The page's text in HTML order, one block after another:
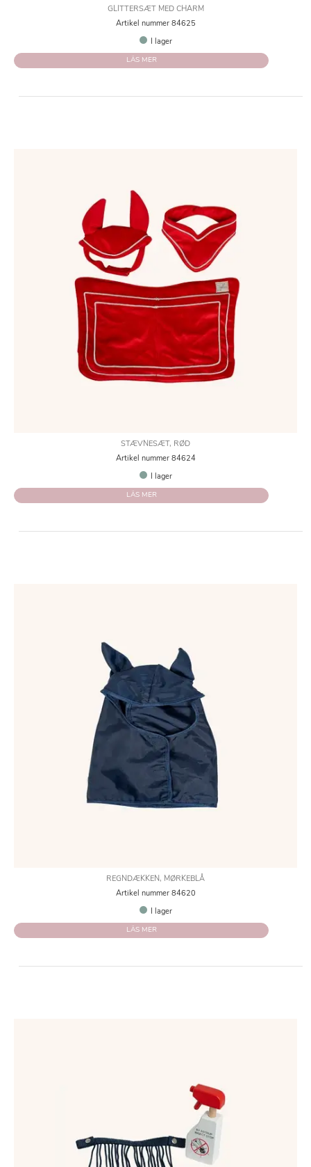
GLITTERSÆT MED CHARM
Artikel nummer 84625
I lager
LÄS MER
STÆVNESÆT, RØD
Artikel nummer 84624
I lager
LÄS MER
REGNDÆKKEN, MØRKEBLÅ
Artikel nummer 84620
I lager
LÄS MER